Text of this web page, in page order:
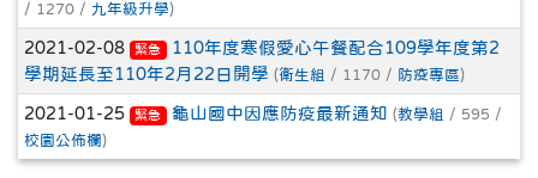
/ 1270 / 九年級升學)
2021-02-08 緊急
110年度寒假愛心午餐配合109學年度第2
學期延長至110年2月22日開學 (衛生組 / 1170 / 防疫專區)
2021-01-25 緊急 龜山國中因應防疫最新通知 (教學組 / 595 /
校園公佈欄 )